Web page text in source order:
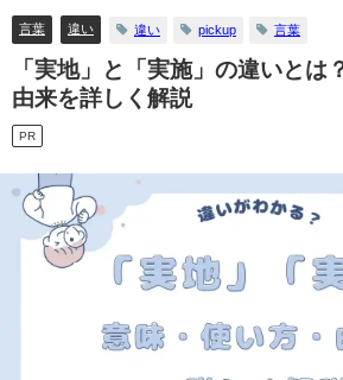
言葉 違い 違い pickup 言葉
「実地」と「実施」の違いとは
由来を詳しく解説
PR